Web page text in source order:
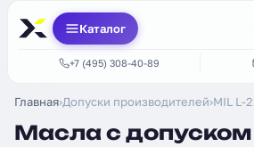
Каталог
+7 (495) 308-40-89
Главная›Допуски производителей›MIL L-
Масла с допуском